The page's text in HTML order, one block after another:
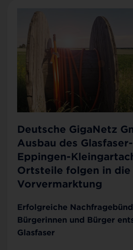
Deutsche GigaNetz
Ausbau des
Eppingen-
Ortsteile folgen in die
Vorvermarktung
Erfolgreiche
Bürgerinnen und Bürger
Glasfaser